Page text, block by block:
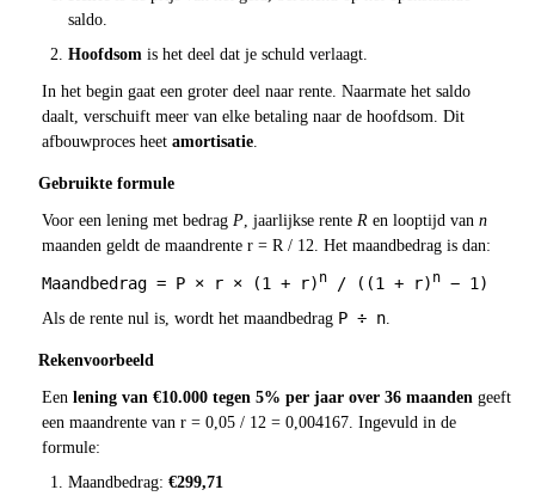
saldo.
Hoofdsom is het deel dat je schuld verlaagt.
In het begin gaat een groter deel naar rente. Naarmate het saldo
daalt, verschuift meer van elke betaling naar de hoofdsom. Dit
afbouwproces heet amortisatie
Gebruikte formule
Voor een lening met bedrag P , jaarlijkse rente R en looptijd van n
maanden geldt de maandrente r = R / 12. Het maandbedrag is dan:
Maandbedrag = P × r × (1 + r) n / ((1 + r) n − 1)
Als de rente nul is, wordt het maandbedrag P ÷ n
Rekenvoorbeeld
Een lening van €10.000 tegen 5% per jaar over 36 maanden geeft
een maandrente van r = 0,05 / 12 = 0,004167. Ingevuld in de
formule:
Maandbedrag: €299,71